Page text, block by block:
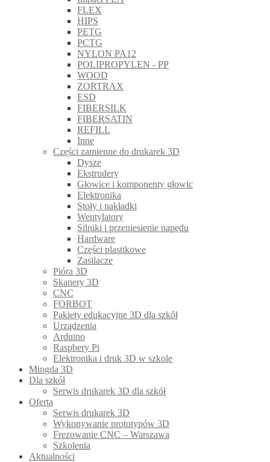
FLEX
HIPS
PETG
PCTG
NYLON PA12
POLIPROPYLEN - PP
WOOD
ZORTRAX
ESD
FIBERSILK
FIBERSATIN
REFILL
Inne
Części zamienne do drukarek 3D
Dysze
Ekstrudery
Głowice i komponenty głowic
Elektronika
Stoły i nakładki
Wentylatory
Silniki i przeniesienie napędu
Hardware
Części plastikowe
Zasilacze
Pióra 3D
Skanery 3D
CNC
FORBOT
Pakiety edukacyjne 3D dla szkół
Urządzenia
Arduino
Raspbery Pi
Elektronika i druk 3D w szkole
Mingda 3D
Dla szkół
Serwis drukarek 3D dla szkół
Oferta
Serwis drukarek 3D
Wykonywanie prototypów 3D
Frezowanie CNC – Warszawa
Szkolenia
Aktualności